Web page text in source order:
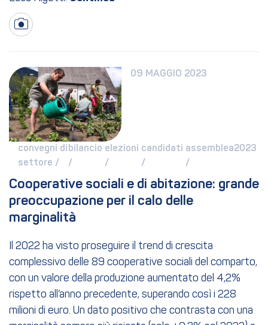
09 MAGGIO 2023
convegni di
settore /
bilancio
/
elezioni
/
candidati
/
assemblea2023
/
Cooperative sociali e di abitazione: grande
preoccupazione per il calo delle
marginalità
Il 2022 ha visto proseguire il trend di crescita
complessivo delle 89 cooperative sociali del comparto,
con un valore della produzione aumentato del 4,2%
rispetto all’anno precedente, superando così i 228
milioni di euro. Un dato positivo che contrasta con una